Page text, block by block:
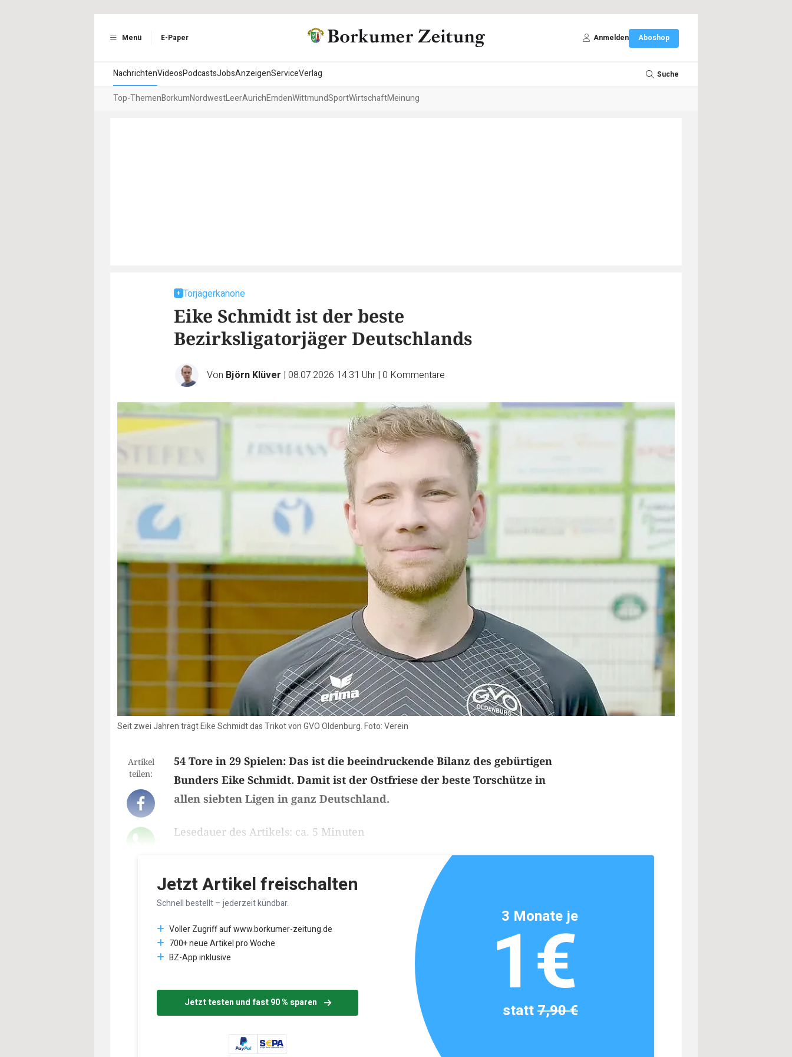
Menü E-Paper Anmelden Aboshop
NachrichtenVideosPodcastsJobsAnzeigenServiceVerlag Suche
Top-ThemenBorkumNordwestLeerAurichEmdenWittmundSportWirtschaftMeinung
Torjägerkanone
Eike Schmidt ist der beste
Bezirksligatorjäger Deutschlands
Von Björn Klüver | 08.07.2026 14:31 Uhr | 0 Kommentare
Seit zwei Jahren trägt Eike Schmidt das Trikot von GVO Oldenburg. Foto: Verein
Artikel
teilen:
54 Tore in 29 Spielen: Das ist die beeindruckende Bilanz des gebürtigen
Bunders Eike Schmidt. Damit ist der Ostfriese der beste Torschütze in
allen siebten Ligen in ganz Deutschland.
Lesedauer des Artikels: ca. 5 Minuten
Jetzt Artikel freischalten
Schnell bestellt – jederzeit kündbar.
Voller Zugriff auf www.borkumer-zeitung.de
700+ neue Artikel pro Woche
BZ-App inklusive
Jetzt testen und fast 90 % sparen
3 Monate je
1€
statt7,90 €